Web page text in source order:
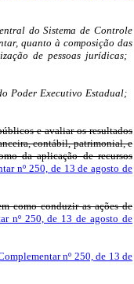
do Sistema de Controle
quanto à composição das
de pessoas jurídicas;
Poder Executivo Estadual;
e avaliar os resultados
contábil, patrimonial, e
da aplicação de recursos
nº 250, de 13 de agosto de
como conduzir as ações de
nº 250, de 13 de agosto de
nº 250, de 13 de